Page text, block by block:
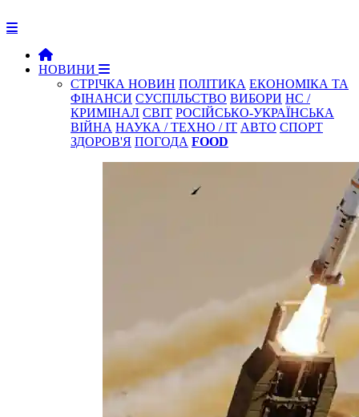
НОВИНИ
СТРІЧКА НОВИН ПОЛІТИКА ЕКОНОМІКА ТА
ФІНАНСИ СУСПІЛЬСТВО ВИБОРИ НС /
КРИМІНАЛ СВІТ РОСІЙСЬКО-УКРАЇНСЬКА
ВІЙНА НАУКА / ТЕХНО / IT АВТО СПОРТ
ЗДОРОВ'Я ПОГОДА FOOD